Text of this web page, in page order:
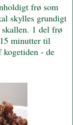
frø som
skylles grundigt
1 del frø
minutter til
kogetiden - de